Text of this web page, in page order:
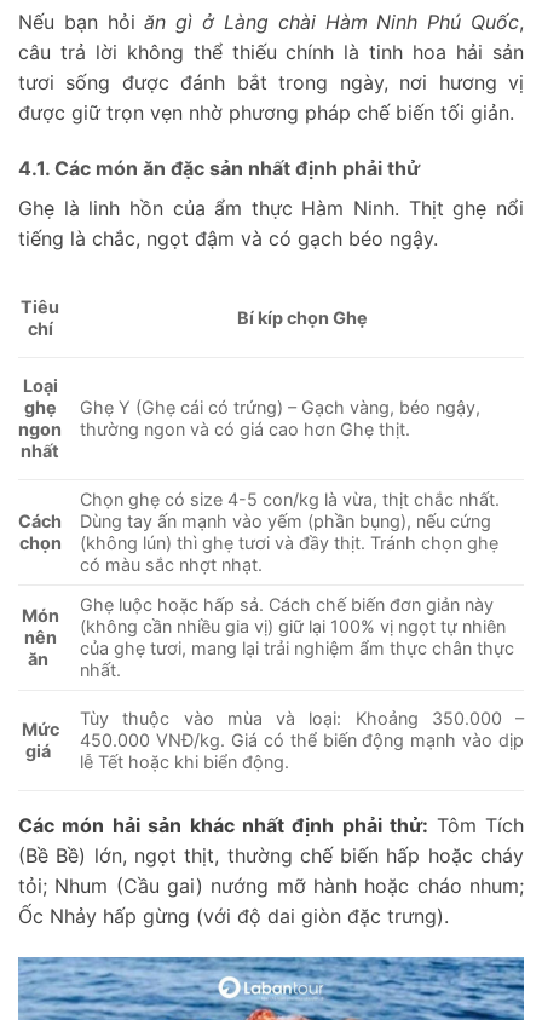
Nếu bạn hỏiăn gì ở Làng chài Hàm Ninh Phú Quốc,
câu trả lời không thể thiếu chính là tinh hoa hải sản
tươi sống được đánh bắt trong ngày, nơi hương vị
được giữ trọn vẹn nhờ phương pháp chế biến tối giản.
4.1. Các món ăn đặc sản nhất định phải thử
Ghẹ là linh hồn của ẩm thực Hàm Ninh. Thịt ghẹ nổi
tiếng là chắc, ngọt đậm và có gạch béo ngậy.
Tiêu
chí
Bí kíp chọn Ghẹ
Loại
ghẹ
ngon
nhất
Ghẹ Y (Ghẹ cái có trứng) – Gạch vàng, béo ngậy,
thường ngon và có giá cao hơn Ghẹ thịt.
Cách
chọn
Chọn ghẹ có size 4-5 con/kg là vừa, thịt chắc nhất.
Dùng tay ấn mạnh vào yếm (phần bụng), nếu cứng
(không lún) thì ghẹ tươi và đầy thịt. Tránh chọn ghẹ
có màu sắc nhợt nhạt.
Món
nên
ăn
Ghẹ luộc hoặc hấp sả. Cách chế biến đơn giản này
(không cần nhiều gia vị) giữ lại 100% vị ngọt tự nhiên
của ghẹ tươi, mang lại trải nghiệm ẩm thực chân thực
nhất.
Mức
giá
Tùy thuộc vào mùa và loại: Khoảng 350.000 –
450.000 VNĐ/kg. Giá có thể biến động mạnh vào dịp
lễ Tết hoặc khi biển động.
Các món hải sản khác nhất định phải thử: Tôm Tích
(Bề Bề) lớn, ngọt thịt, thường chế biến hấp hoặc cháy
tỏi; Nhum (Cầu gai) nướng mỡ hành hoặc cháo nhum;
Ốc Nhảy hấp gừng (với độ dai giòn đặc trưng).